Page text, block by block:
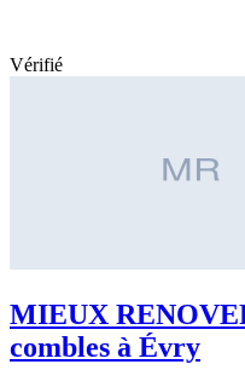
Vérifié
MIEUX
combles à Évry